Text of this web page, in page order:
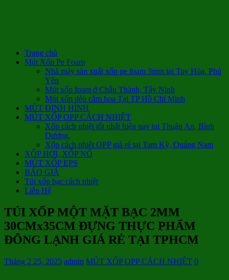
Trang chủ
Mút Xốp Pe Foam
Nhà máy sản xuất xốp pe foam 3mm tại Tuy Hòa, Phú
Yên
Mút xốp foam ở Châu Thành, Tây Ninh
Mút xốp dẻo cắm hoa Tại TP Hồ Chí Minh
MÚT ĐỊNH HÌNH
MÚT XỐP OPP CÁCH NHIỆT
Xốp cách nhiệt tốt nhất hiện nay tại Thuận An, Bình
Dương.
Xốp cách nhiệt OPP giá rẻ tại Tam Kỳ, Quảng Nam
XỐP HƠI, XỐP NỔ
MÚT XỐP EPS
BÁO GIÁ
Túi xốp bạc cách nhiệt
Liên Hệ
TÚI XỐP MỘT MẶT BẠC 2MM
30CMx35CM ĐỰNG THỰC PHẨM
ĐÔNG LẠNH GIÁ RẺ TẠI TPHCM
Tháng 2 25, 2025 admin MÚT XỐP OPP CÁCH NHIỆT 0